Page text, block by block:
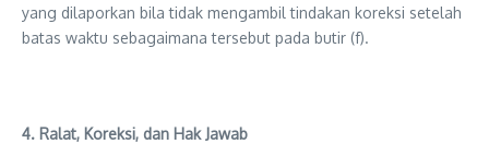
yang dilaporkan bila tidak mengambil tindakan koreksi setelah
batas waktu sebagaimana tersebut pada butir (f).
4. Ralat, Koreksi, dan Hak Jawab